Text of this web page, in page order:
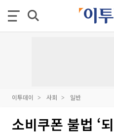
이투데이 사회 일반
소비쿠폰 불법 ‘